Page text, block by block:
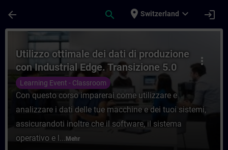
arrow_back search place Switzerland expand_more login
Kurs - Utilizzo ottimale dei dati di
more_vert
Utilizzo ottimale dei dati di produzione
con Industrial Edge. Transizione 5.0
con attestazione finale superamento
esame.
Learning Event - Classroom
Con questo corso imparerai come utilizzare e
analizzare i dati delle tue macchine e dei tuoi sistemi,
assicurandoti inoltre che il software, il sistema
operativo e l... Mehr